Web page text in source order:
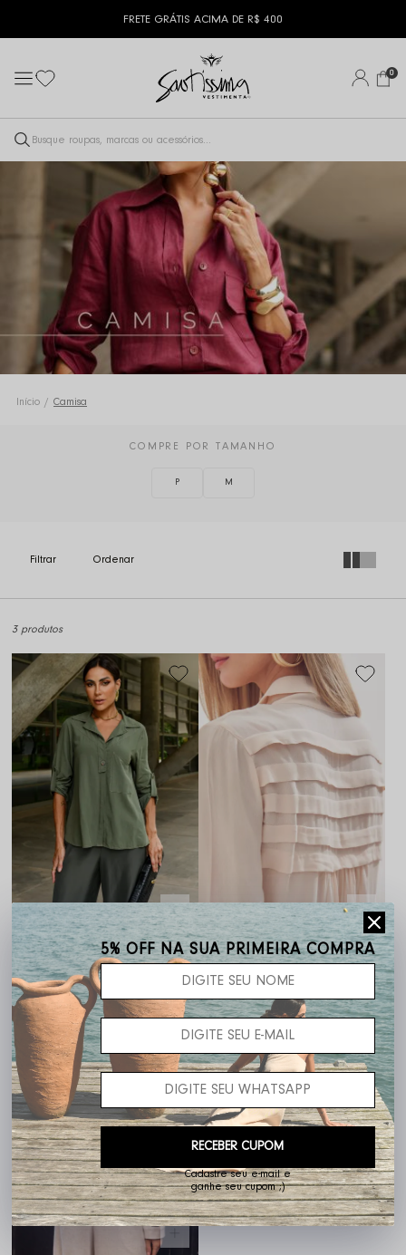
FRETE GRÁTIS ACIMA DE R$ 400
0
CAMISA
Início Camisa
COMPRE POR TAMANHO
P M
3 produtos
Camisa Aline
R$ 439,00
Camisa Suzana
5% OFF NA SUA PRIMEIRA COMPRA
Cadastre seu e-mail e
ganhe seu cupom ;)
RECEBER CUPOM